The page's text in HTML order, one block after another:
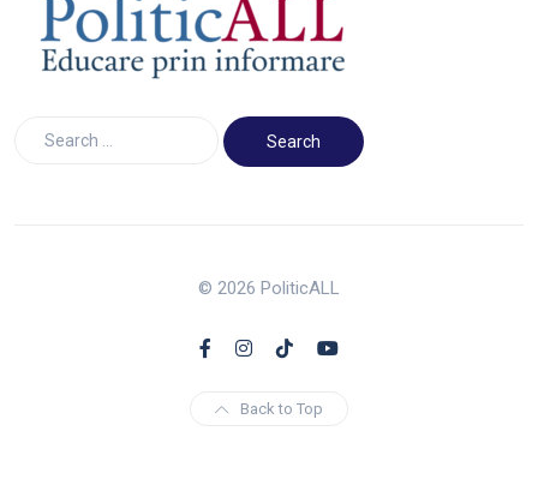
© 2026 PoliticALL
Back to Top